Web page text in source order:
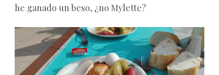
he ganado un beso, ¿no Mylette?